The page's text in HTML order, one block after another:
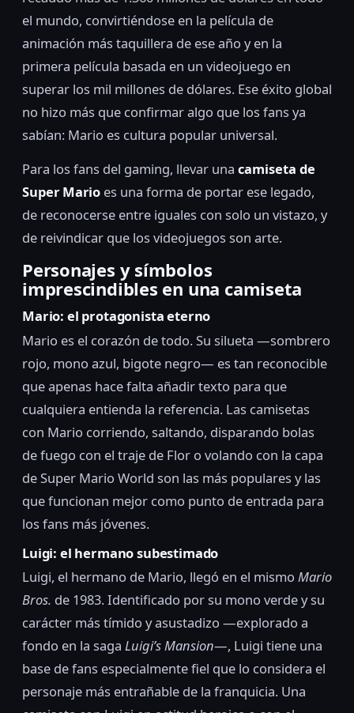
el mundo, convirtiéndose en la película de
animación más taquillera de ese año y en la
primera película basada en un videojuego en
superar los mil millones de dólares. Ese éxito global
no hizo más que confirmar algo que los fans ya
sabían: Mario es cultura popular universal.
Para los fans del gaming, llevar una camiseta de
Super Mario es una forma de portar ese legado,
de reconocerse entre iguales con solo un vistazo, y
de reivindicar que los videojuegos son arte.
Personajes y símbolos
imprescindibles en una camiseta
Mario: el protagonista eterno
Mario es el corazón de todo. Su silueta —sombrero
rojo, mono azul, bigote negro— es tan reconocible
que apenas hace falta añadir texto para que
cualquiera entienda la referencia. Las camisetas
con Mario corriendo, saltando, disparando bolas
de fuego con el traje de Flor o volando con la capa
de Super Mario World son las más populares y las
que funcionan mejor como punto de entrada para
los fans más jóvenes.
Luigi: el hermano subestimado
Luigi, el hermano de Mario, llegó en el mismo Mario
Bros. de 1983. Identificado por su mono verde y su
carácter más tímido y asustadizo —explorado a
fondo en la saga Luigi’s Mansion—, Luigi tiene una
base de fans especialmente fiel que lo considera el
personaje más entrañable de la franquicia. Una